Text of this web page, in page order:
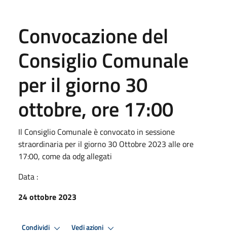
Convocazione del
Consiglio Comunale
per il giorno 30
ottobre, ore 17:00
Il Consiglio Comunale è convocato in sessione
straordinaria per il giorno 30 Ottobre 2023 alle ore
17:00, come da odg allegati
Data :
24 ottobre 2023
Condividi Vedi azioni